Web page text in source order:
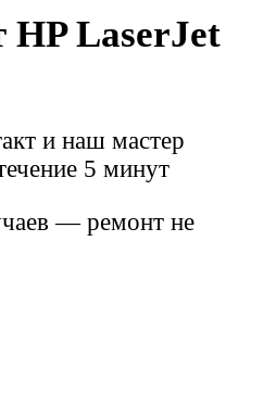
HP LaserJet
и наш мастер
5 минут
— ремонт не